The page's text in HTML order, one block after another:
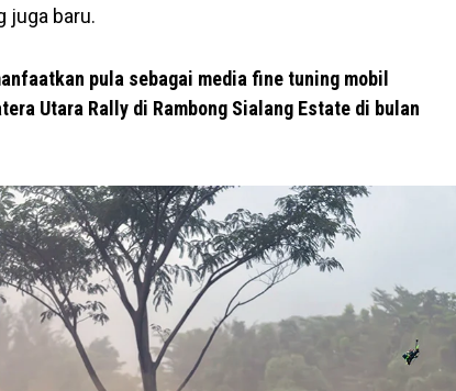
juga baru.
pula sebagai media fine tuning mobil
Utara Rally di Rambong Sialang Estate di bulan